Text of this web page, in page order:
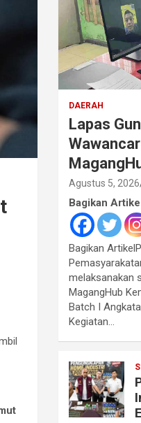
DAERAH
Lapas
Agustus 5, 2026
Bagikan
Bagikan
melaksanakan
MagangHub
Batch I
Kegiatan…